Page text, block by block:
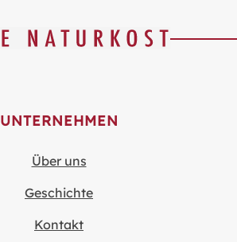
UNTERNEHMEN
Über uns
Geschichte
Kontakt